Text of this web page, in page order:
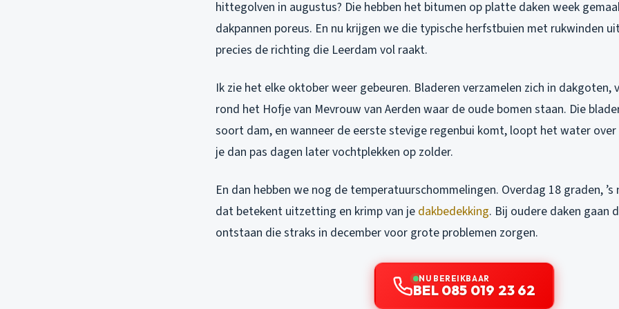
hittegolven in augustus? Die hebben het bitumen op platte daken week
dakpannen poreus. En nu krijgen we die typische herfstbuien met rukwinden
precies de richting die Leerdam vol raakt.
Ik zie het elke oktober weer gebeuren. Bladeren verzamelen zich in dakgoten,
rond het Hofje van Mevrouw van Aerden waar de oude bomen staan. Die
soort dam, en wanneer de eerste stevige regenbui komt, loopt het water over
je dan pas dagen later vochtplekken op zolder.
En dan hebben we nog de temperatuurschommelingen. Overdag 18 graden,
dat betekent uitzetting en krimp van je dakbedekking. Bij oudere daken gaan
ontstaan die straks in december voor grote problemen zorgen.
NU BEREIKBAAR
BEL 085 019 23 62